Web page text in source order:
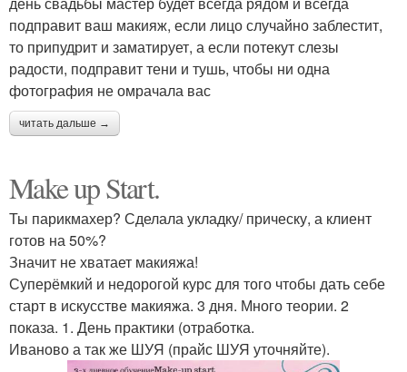
подправит ваш макияж, если лицо случайно заблестит,
то припудрит и заматирует, а если потекут слезы
радости, подправит тени и тушь, чтобы ни одна
фотография не омрачала вас
читать дальше →
Make up Start.
Ты парикмахер? Сделала укладку/ прическу, а клиент
готов на 50%?
Значит не хватает макияжа!
Суперёмкий и недорогой курс для того чтобы дать себе
старт в искусстве макияжа. 3 дня. Много теории. 2
показа. 1. День практики (отработка.
Иваново а так же ШУЯ (прайс ШУЯ уточняйте).